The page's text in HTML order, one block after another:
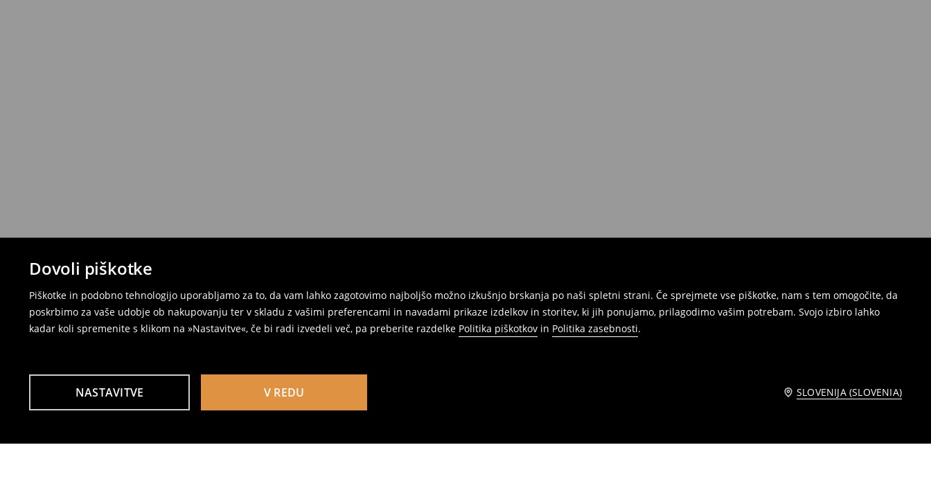
Dovoli piškotke
Piškotke in podobno tehnologijo uporabljamo za to, da vam lahko zagotovimo najboljšo možno izkušnjo brskanja po naši spletni strani. Če sprejmete vse piškotke, nam s tem omogočite, da
poskrbimo za vaše udobje ob nakupovanju ter v skladu z vašimi preferencami in navadami prikaze izdelkov in storitev, ki jih ponujamo, prilagodimo vašim potrebam. Svojo izbiro lahko
kadar koli spremenite s klikom na »Nastavitve«, če bi radi izvedeli več, pa preberite razdelke Politika piškotkov in Politika zasebnosti.
NASTAVITVE V REDU SLOVENIJA (SLOVENIA)